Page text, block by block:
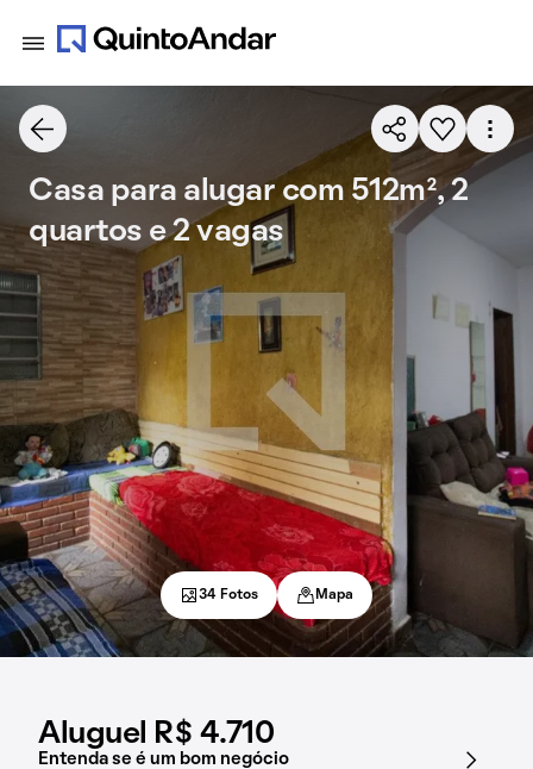
Aluguel R$ 4.710
Entenda se é um bom negócio
Casa para alugar com 512m², 2
quartos e 2 vagas
34 Fotos Mapa